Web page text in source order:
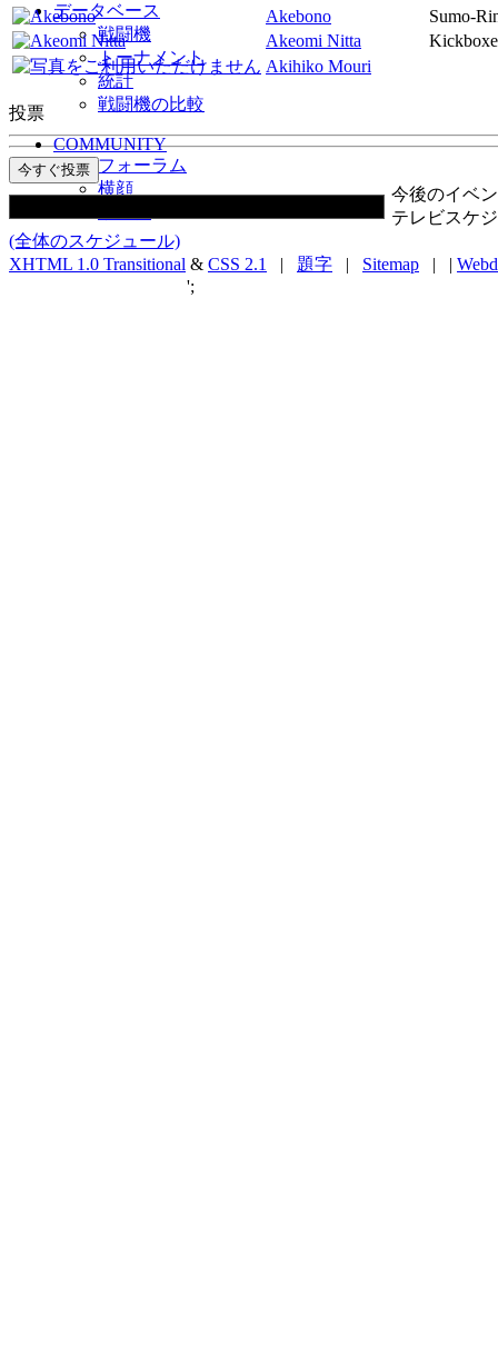
データベース
戦闘機
トーナメント
統計
戦闘機の比較
COMMUNITY
フォーラム
横顔
Akebono
Sumo-
Akeomi Nitta
Akihiko Mouri
投票
今後のイベ
テレビスケ
(全体のスケジュール)
XHTML 1.0 Transitional & CSS 2.1 | 題字 | Sitemap | |
';